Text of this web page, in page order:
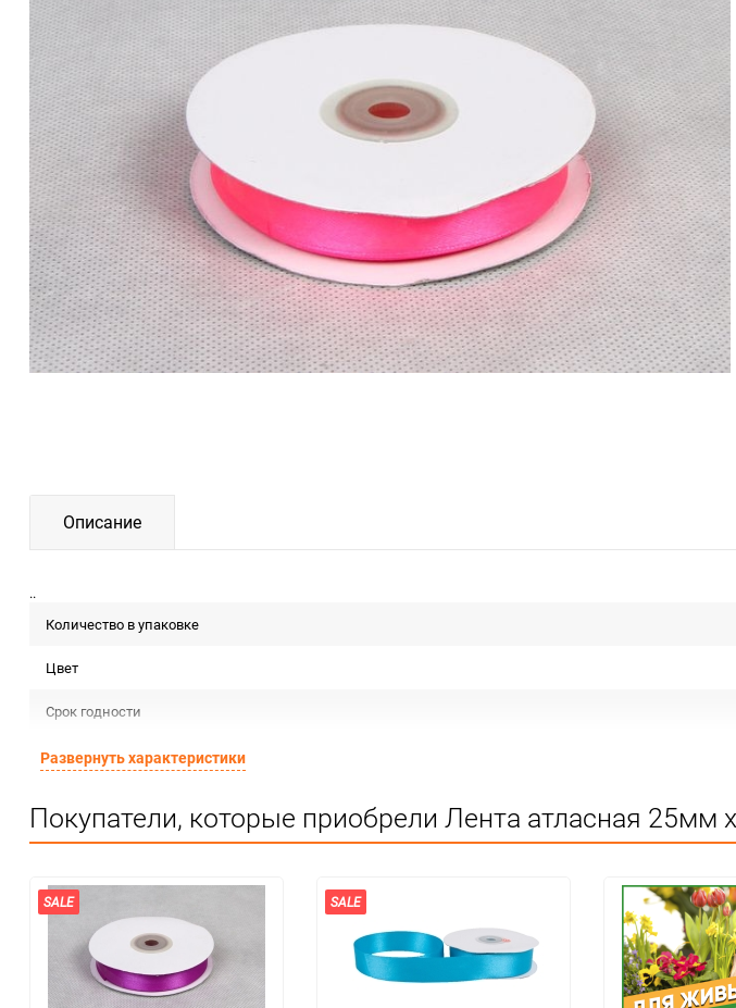
Описание
..
Количество в упаковке
Цвет
Срок годности
Предназначение товара
Особые условия
Минимальное количество
Единица измерения
Развернуть характеристики
Покупатели, которые приобрели Лента атласная 25мм
SALE SALE